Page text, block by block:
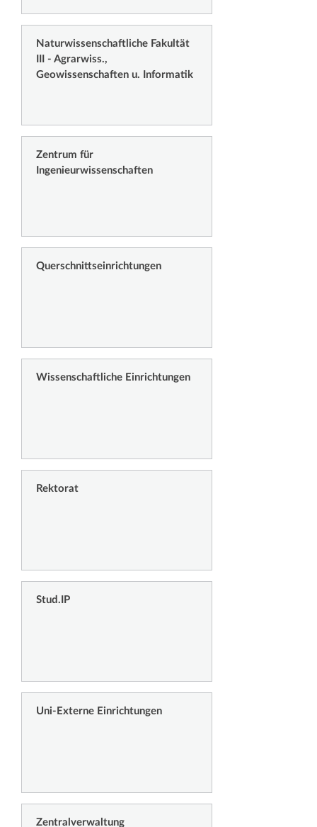
Naturwissenschaftliche Fakultät
III - Agrarwiss.,
Geowissenschaften u. Informatik
Zentrum für
Ingenieurwissenschaften
Querschnittseinrichtungen
Wissenschaftliche Einrichtungen
Rektorat
Stud.IP
Uni-Externe Einrichtungen
Zentralverwaltung